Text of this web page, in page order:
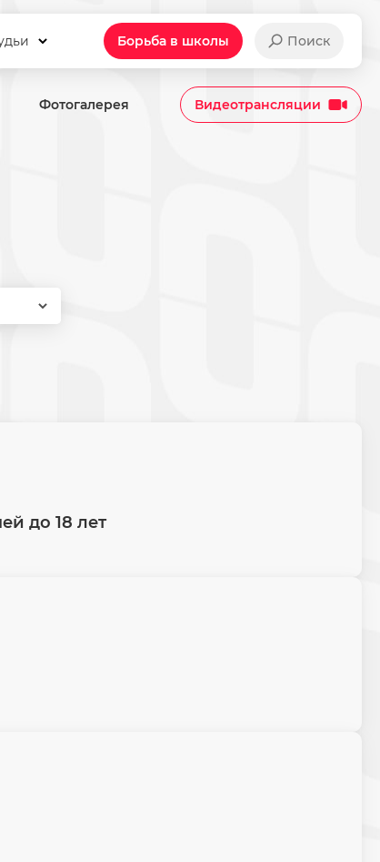
Борьба в школы Поиск
Фотогалерея Видеотрансляции
до 18 лет